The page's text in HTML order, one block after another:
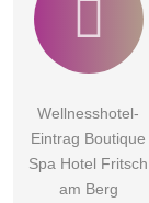
Wellnesshotel-
Eintrag Boutique
Spa Hotel Fritsch
am Berg